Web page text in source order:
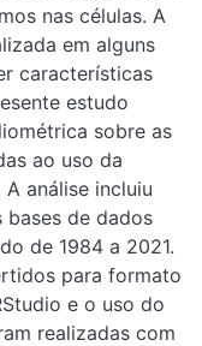
em alguns
estudo objetivou
as tendências de
em organismos
indexadas
no período
convertidos
RStudio e o
foram realizadas
190 artigos
com a